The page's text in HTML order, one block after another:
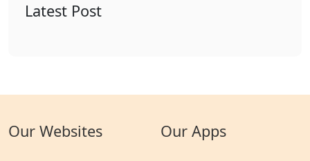
Latest Post
Our Websites Our Apps